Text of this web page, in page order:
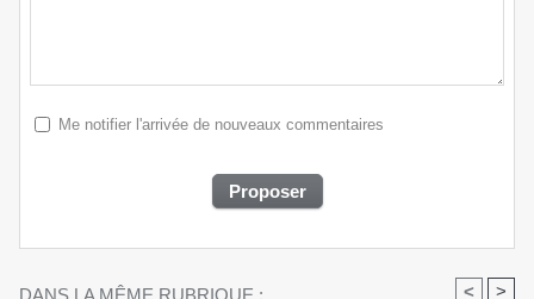
Me notifier l'arrivée de nouveaux commentaires
< >